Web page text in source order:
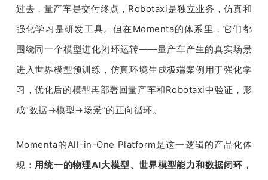
过去，量产车是交付终点，Robotaxi是独立业务，仿真和
强化学习是研发工具。但在Momenta的体系里，它们都
围绕同一个模型进化闭环运转——量产车产生的真实场景
进入世界模型预训练，仿真环境生成极端案例用于强化学
习，优化后的模型再部署回量产车和Robotaxi中验证，形
成“数据→模型→场景”的正向循环。
Momenta的All-in-One Platform是这一逻辑的产品化体
现： 用统一的物理AI大模型、世界模型能力和数据闭环，